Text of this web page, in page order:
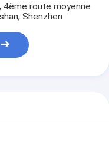
4ème route moyenne
Shenzhen